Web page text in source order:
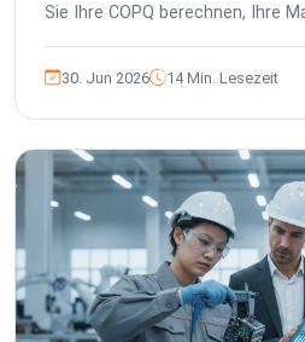
Sie Ihre COPQ berechnen, Ihre
30. Jun 2026 14 Min. Lesezeit